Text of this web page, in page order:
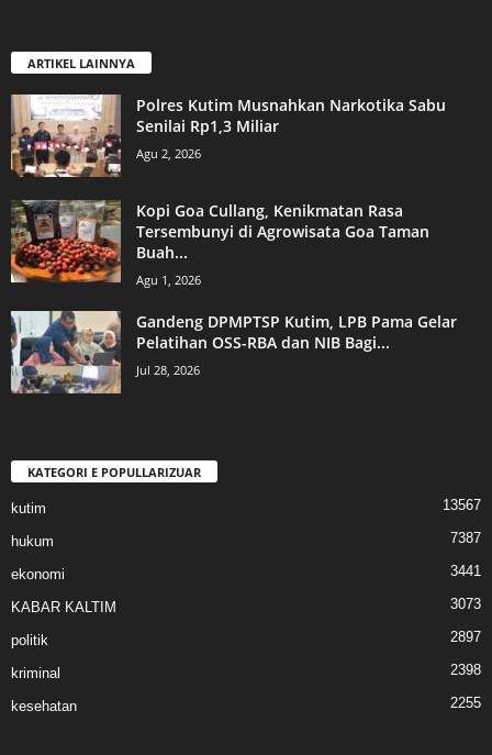
ARTIKEL LAINNYA
Polres Kutim Musnahkan Narkotika Sabu
Senilai Rp1,3 Miliar
Agu 2, 2026
Kopi Goa Cullang, Kenikmatan Rasa
Tersembunyi di Agrowisata Goa Taman
Buah...
Agu 1, 2026
Gandeng DPMPTSP Kutim, LPB Pama Gelar
Pelatihan OSS-RBA dan NIB Bagi...
Jul 28, 2026
KATEGORI E POPULLARIZUAR
kutim 13567
hukum 7387
ekonomi 3441
KABAR KALTIM 3073
politik 2897
kriminal 2398
kesehatan 2255